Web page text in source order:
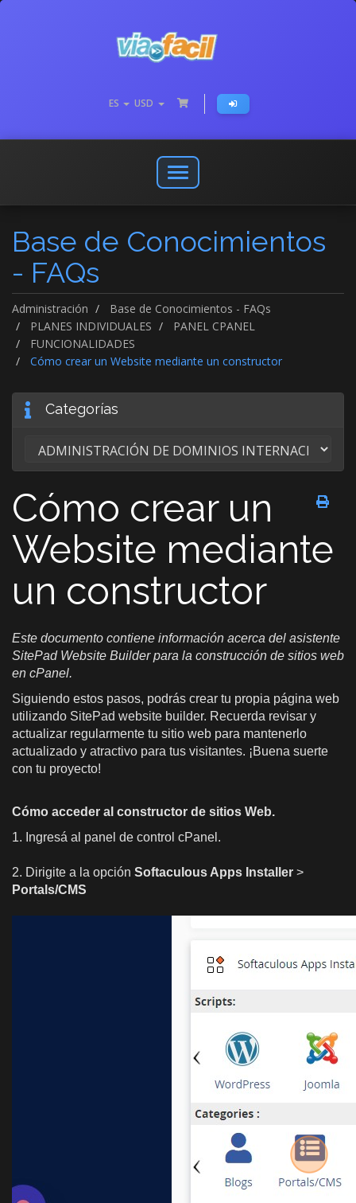
ES USD
Abrir
o
menú
de
Base de Conocimientos
- FAQs
Administración
Base de Conocimientos - FAQs
PLANES INDIVIDUALES
PANEL CPANEL
FUNCIONALIDADES
Cómo crear un Website mediante un constructor
Categorías
Cómo crear un
Website mediante
un constructor
Este documento contiene información acerca del asistente
SitePad Website Builder para la construcción de sitios web
en cPanel.
Siguiendo estos pasos, podrás crear tu propia página web
utilizando SitePad website builder. Recuerda revisar y
actualizar regularmente tu sitio web para mantenerlo
actualizado y atractivo para tus visitantes. ¡Buena suerte
con tu proyecto!
Cómo acceder al constructor de sitios Web.
1. Ingresá al panel de control cPanel.
2. Dirigite a la opción Softaculous Apps Installer >
Portals/CMS